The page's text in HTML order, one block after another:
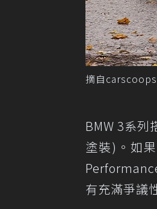
摘自carscoops
BMW 3系
塗裝)。如
有充滿爭議